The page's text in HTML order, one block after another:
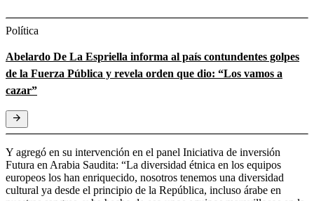
Política
Abelardo De La Espriella informa al país contundentes golpes
de la Fuerza Pública y revela orden que dio: “Los vamos a
cazar”
Y agregó en su intervención en el panel Iniciativa de inversión
Futura en Arabia Saudita: “La diversidad étnica en los equipos
europeos los han enriquecido, nosotros tenemos una diversidad
cultural ya desde el principio de la República, incluso árabe en